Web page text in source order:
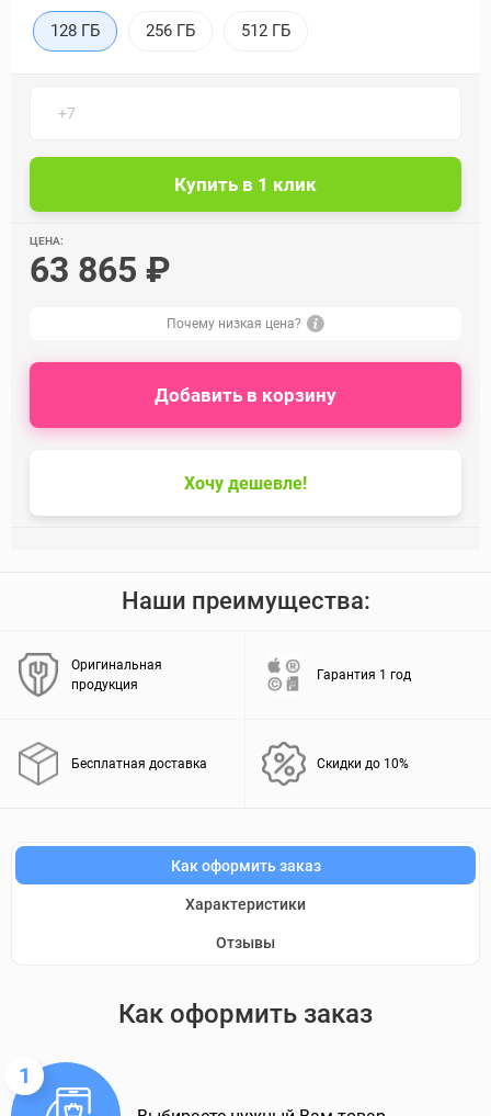
128 ГБ 256 ГБ 512 ГБ
ЦЕНА:
63 865 ₽
Почему низкая цена?
Хочу дешевле!
Добавить в корзину
Наши преимущества:
Оригинальная
продукция
Гарантия 1 год
Бесплатная доставка Скидки до 10%
Как оформить заказ
Характеристики
Отзывы
Как оформить заказ
1